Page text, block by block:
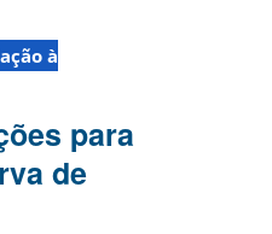
à
para
de